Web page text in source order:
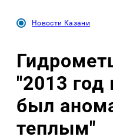
Новости Казани
"2013 год
был
теплым"